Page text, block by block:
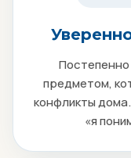
Постепенно
предметом,
конфликты
«я